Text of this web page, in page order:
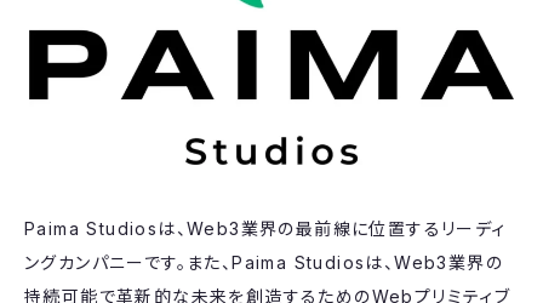
Paima Studiosは、Web3業界の最前線に位置するリーディ
ングカンパニーです。また、Paima Studiosは、Web3業界の
持続可能で革新的な未来を創造するためのWebプリミティブ